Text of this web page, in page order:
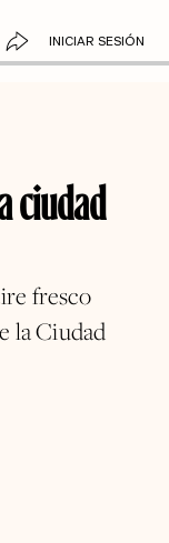
INICIAR SESIÓN
ciudad
fresco
la Ciudad